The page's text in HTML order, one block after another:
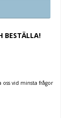
BESTÄLLA!
vid minsta frågor